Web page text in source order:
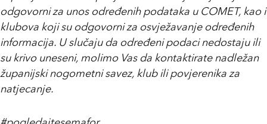
odgovorni za unos određenih podataka u COMET, kao i
klubova koji su odgovorni za osvježavanje određenih
informacija. U slučaju da određeni podaci nedostaju ili
su krivo uneseni, molimo Vas da kontaktirate nadležan
županijski nogometni savez, klub ili povjerenika za
natjecanje.